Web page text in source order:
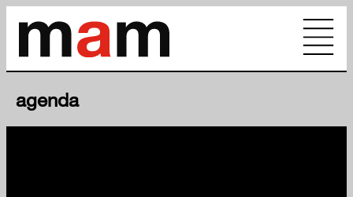
agenda